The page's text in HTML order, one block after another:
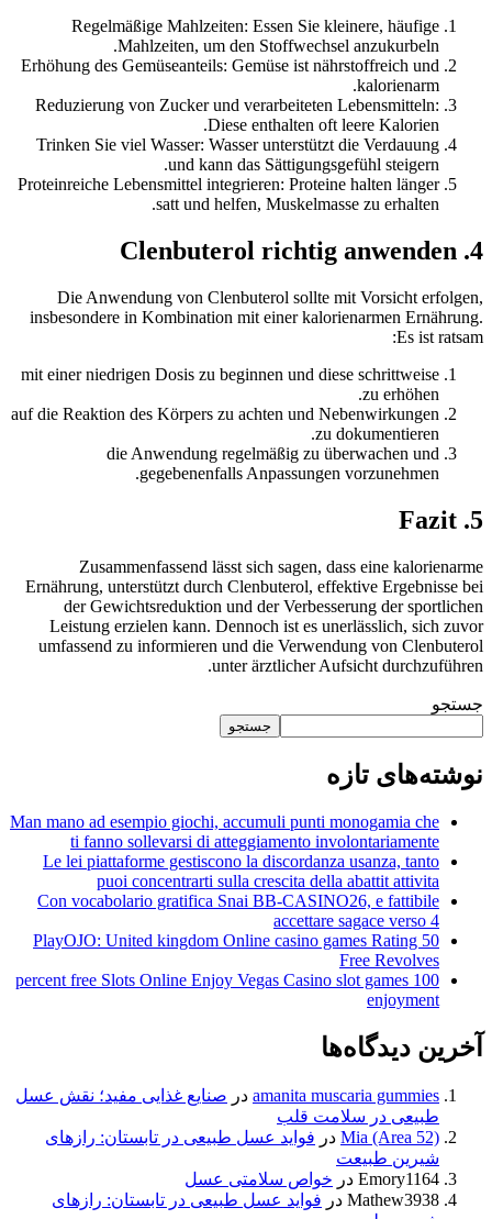
Regelmäßige Mahlzeiten: Essen Sie kleinere, häufige
Mahlzeiten, um den Stoffwechsel anzukurbeln.
Erhöhung des Gemüseanteils: Gemüse ist nährstoffreich und
kalorienarm.
Reduzierung von Zucker und verarbeiteten Lebensmitteln:
Diese enthalten oft leere Kalorien.
Trinken Sie viel Wasser: Wasser unterstützt die Verdauung
und kann das Sättigungsgefühl steigern.
Proteinreiche Lebensmittel integrieren: Proteine halten länger
satt und helfen, Muskelmasse zu erhalten.
4. Clenbuterol richtig anwenden
Die Anwendung von Clenbuterol sollte mit Vorsicht erfolgen,
insbesondere in Kombination mit einer kalorienarmen Ernährung.
Es ist ratsam:
mit einer niedrigen Dosis zu beginnen und diese schrittweise
zu erhöhen.
auf die Reaktion des Körpers zu achten und Nebenwirkungen
zu dokumentieren.
die Anwendung regelmäßig zu überwachen und
gegebenenfalls Anpassungen vorzunehmen.
5. Fazit
Zusammenfassend lässt sich sagen, dass eine kalorienarme
Ernährung, unterstützt durch Clenbuterol, effektive Ergebnisse bei
der Gewichtsreduktion und der Verbesserung der sportlichen
Leistung erzielen kann. Dennoch ist es unerlässlich, sich zuvor
umfassend zu informieren und die Verwendung von Clenbuterol
unter ärztlicher Aufsicht durchzuführen.
جستجو
جستجو
نوشته‌های تازه
Man mano ad esempio giochi, accumuli punti monogamia che
ti fanno sollevarsi di atteggiamento involontariamente
Le lei piattaforme gestiscono la discordanza usanza, tanto
puoi concentrarti sulla crescita della abattit attivita
Con vocabolario gratifica Snai BB-CASINO26, e fattibile
accettare sagace verso 4
PlayOJO: United kingdom Online casino games Rating 50
Free Revolves
100 percent free Slots Online Enjoy Vegas Casino slot games
enjoyment
آخرین دیدگاه‌ها
amanita muscaria gummies در صنایع غذایی مفید؛ نقش عسل
طبیعی در سلامت قلب
Mia (Area 52) در فواید عسل طبیعی در تابستان: رازهای
شیرین طبیعت
Emory1164 در خواص سلامتی عسل
Mathew3938 در فواید عسل طبیعی در تابستان: رازهای